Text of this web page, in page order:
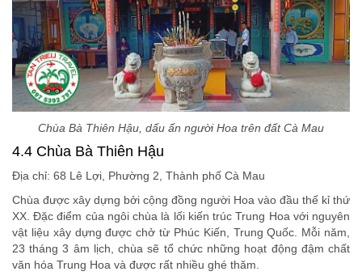
Chùa Bà Thiên Hậu, dấu ấn người Hoa trên đất Cà Mau
4.4 Chùa Bà Thiên Hậu
Địa chỉ: 68 Lê Lợi, Phường 2, Thành phố Cà Mau
Chùa được xây dựng bởi cộng đồng người Hoa vào đầu thế kỉ thứ
XX. Đặc điểm của ngôi chùa là lối kiến trúc Trung Hoa với nguyên
vật liệu xây dựng được chở từ Phúc Kiến, Trung Quốc. Mỗi năm,
23 tháng 3 âm lịch, chùa sẽ tổ chức những hoạt động đậm chất
văn hóa Trung Hoa và được rất nhiều ghé thăm.